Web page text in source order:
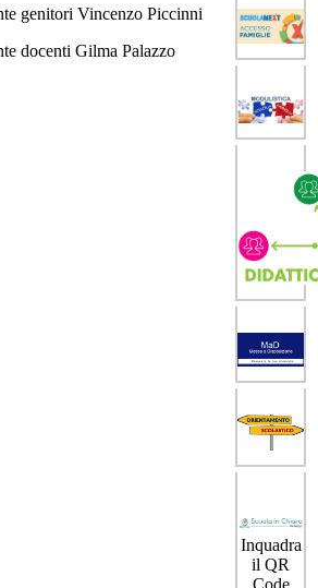
genitori Vincenzo Piccinni
docenti Gilma Palazzo
Inquadra
il QR